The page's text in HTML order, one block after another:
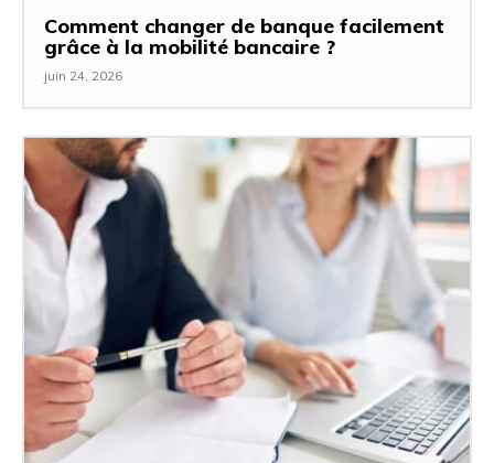
Comment changer de banque facilement
grâce à la mobilité bancaire ?
juin 24, 2026